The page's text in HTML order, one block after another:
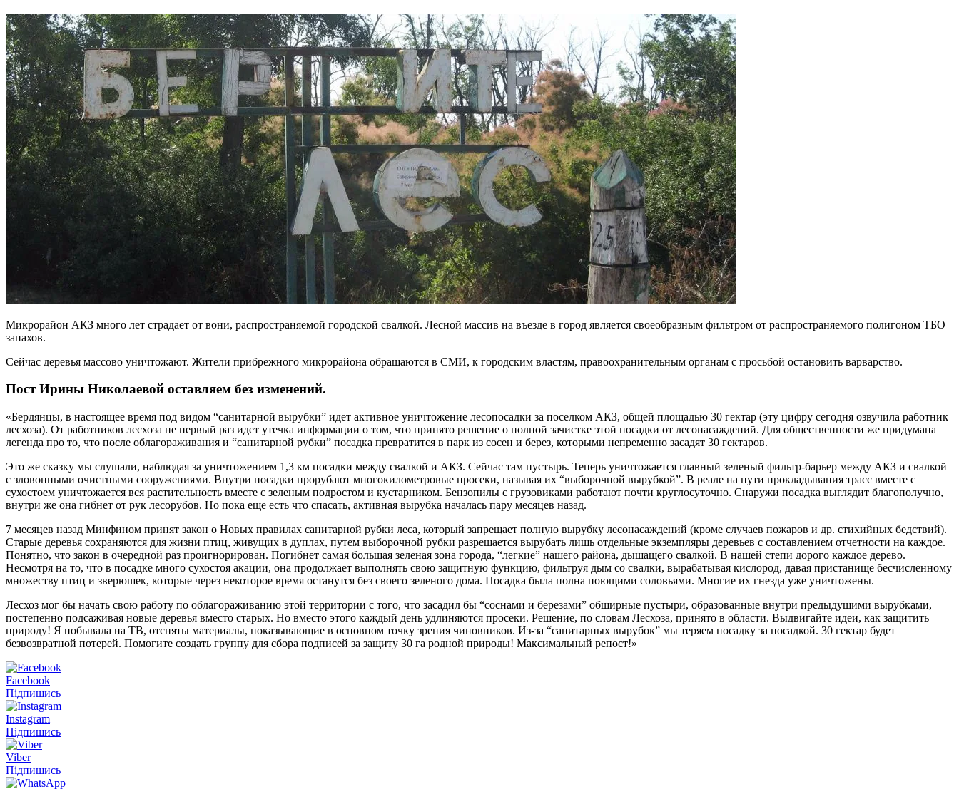
Микрорайон АКЗ много лет страдает от вони, распространяемой городской свалкой. Лесной массив на въезде в город является своеобразным фильтром от распространяемого полигоном ТБО
запахов.
Сейчас деревья массово уничтожают. Жители прибрежного микрорайона обращаются в СМИ, к городским властям, правоохранительным органам с просьбой остановить варварство.
Пост Ирины Николаевой оставляем без изменений.
«Бердянцы, в настоящее время под видом “санитарной вырубки” идет активное уничтожение лесопосадки за поселком АКЗ, общей площадью 30 гектар (эту цифру сегодня озвучила работник
лесхоза). От работников лесхоза не первый раз идет утечка информации о том, что принято решение о полной зачистке этой посадки от лесонасаждений. Для общественности же придумана
легенда про то, что после облагораживания и “санитарной рубки” посадка превратится в парк из сосен и берез, которыми непременно засадят 30 гектаров.
Это же сказку мы слушали, наблюдая за уничтожением 1,3 км посадки между свалкой и АКЗ. Сейчас там пустырь. Теперь уничтожается главный зеленый фильтр-барьер между АКЗ и свалкой
с зловонными очистными сооружениями. Внутри посадки прорубают многокилометровые просеки, называя их “выборочной вырубкой”. В реале на пути прокладывания трасс вместе с
сухостоем уничтожается вся растительность вместе с зеленым подростом и кустарником. Бензопилы с грузовиками работают почти круглосуточно. Снаружи посадка выглядит благополучно,
внутри же она гибнет от рук лесорубов. Но пока еще есть что спасать, активная вырубка началась пару месяцев назад.
7 месяцев назад Минфином принят закон о Новых правилах санитарной рубки леса, который запрещает полную вырубку лесонасаждений (кроме случаев пожаров и др. стихийных бедствий).
Старые деревья сохраняются для жизни птиц, живущих в дуплах, путем выборочной рубки разрешается вырубать лишь отдельные экземпляры деревьев с составлением отчетности на каждое.
Понятно, что закон в очередной раз проигнорирован. Погибнет самая большая зеленая зона города, “легкие” нашего района, дышащего свалкой. В нашей степи дорого каждое дерево.
Несмотря на то, что в посадке много сухостоя акации, она продолжает выполнять свою защитную функцию, фильтруя дым со свалки, вырабатывая кислород, давая пристанище бесчисленному
множеству птиц и зверюшек, которые через некоторое время останутся без своего зеленого дома. Посадка была полна поющими соловьями. Многие их гнезда уже уничтожены.
Лесхоз мог бы начать свою работу по облагораживанию этой территории с того, что засадил бы “соснами и березами” обширные пустыри, образованные внутри предыдущими вырубками,
постепенно подсаживая новые деревья вместо старых. Но вместо этого каждый день удлиняются просеки. Решение, по словам Лесхоза, принято в области. Выдвигайте идеи, как защитить
природу! Я побывала на ТВ, отсняты материалы, показывающие в основном точку зрения чиновников. Из-за “санитарных вырубок” мы теряем посадку за посадкой. 30 гектар будет
безвозвратной потерей. Помогите создать группу для сбора подписей за защиту 30 га родной природы! Максимальный репост!»
Facebook
Підпишись
Instagram
Підпишись
Viber
Підпишись